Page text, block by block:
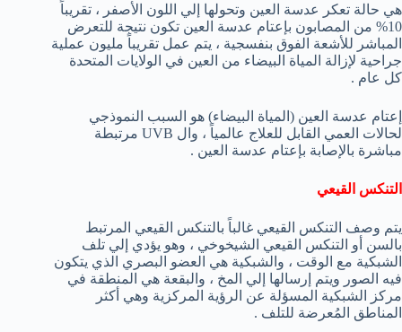
هي حالة تعكر عدسة العين وتحولها إلي اللون الأصفر ، تقريباً
10% من المصابون بإعتام عدسة العين تكون نتيجة للتعرض
المباشر للأشعة الفوق بنفسجية ، يتم عمل تقريباً مليون عملية
جراحية لإزالة المياة البيضاء من العين في الولايات المتحدة
كل عام .
إعتام عدسة العين (المياة البيضاء) هو السبب النموذجي
لحالات العمي القابل للعلاج عالمياً ، وال UVB مرتبطة
مباشرة بالإصابة بإعتام عدسة العين .
التنكس القيعي
يتم وصف التنكس القيعي غالباً بالتنكس القيعي المرتبط
بالسن أو التنكس القيعي الشيخوخي ، وهو يؤدي إلي تلف
الشبكية مع الوقت ، والشبكية هي العضو البصري الذي يتكون
فيه الصور ويتم إرسالها إلي المخ ، والبقعة هي المنطقة في
مركز الشبكية المسؤلة عن الرؤية المركزية وهي أكثر
المناطق المُعرضة للتلف .